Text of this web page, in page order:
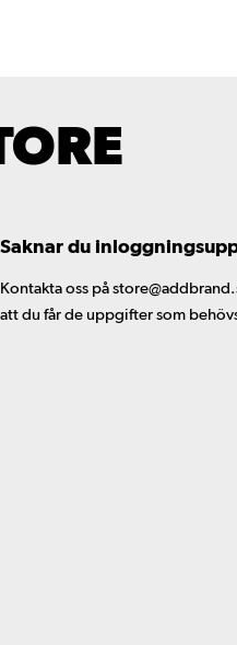
Saknar du
Kontakta oss på
att du får de uppgifter som